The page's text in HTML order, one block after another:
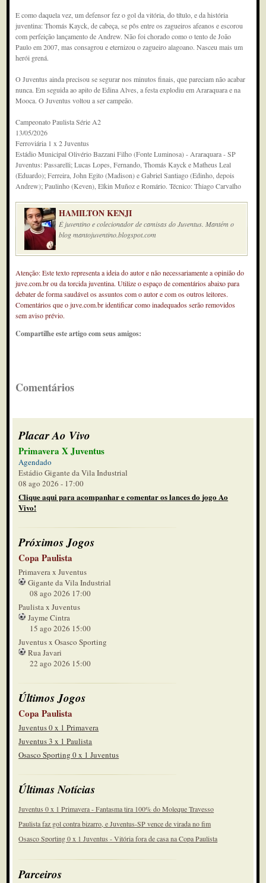
E como daquela vez, um defensor fez o gol da vitória, do título, e da história
juventina: Thomás Kayck, de cabeça, se pôs entre os zagueiros afeanos e escorou
com perfeição lançamento de Andrew. Não foi chorado como o tento de João
Paulo em 2007, mas consagrou e eternizou o zagueiro alagoano. Nasceu mais um
herói grená.
O Juventus ainda precisou se segurar nos minutos finais, que pareciam não acabar
nunca. Em seguida ao apito de Edina Alves, a festa explodiu em Araraquara e na
Mooca. O Juventus voltou a ser campeão.
Campeonato Paulista Série A2
13/05/2026
Ferroviária 1 x 2 Juventus
Estádio Municipal Olivério Bazzani Filho (Fonte Luminosa) - Araraquara - SP
Juventus: Passarelli; Lucas Lopes, Fernando, Thomás Kayck e Matheus Leal
(Eduardo); Ferreira, John Egito (Madison) e Gabriel Santiago (Edinho, depois
Andrew); Paulinho (Keven), Elkin Muñoz e Romário. Técnico: Thiago Carvalho
HAMILTON KENJI
É juventino e colecionador de camisas do Juventus. Mantém o
blog mantojuventino.blogspot.com
Atenção: Este texto representa a ideia do autor e não necessariamente a opinião do
juve.com.br ou da torcida juventina. Utilize o espaço de comentários abaixo para
debater de forma saudável os assuntos com o autor e com os outros leitores.
Comentários que o juve.com.br identificar como inadequados serão removidos
sem aviso prévio.
Compartilhe este artigo com seus amigos:
Comentários
Placar Ao Vivo
Primavera X Juventus
Agendado
Estádio Gigante da Vila Industrial
08 ago 2026 - 17:00
Clique aqui para acompanhar e comentar os lances do jogo Ao
Vivo!
Próximos Jogos
Copa Paulista
Primavera x Juventus
Gigante da Vila Industrial
08 ago 2026 17:00
Paulista x Juventus
Jayme Cintra
15 ago 2026 15:00
Juventus x Osasco Sporting
Rua Javari
22 ago 2026 15:00
Últimos Jogos
Copa Paulista
Juventus 0 x 1 Primavera
Juventus 3 x 1 Paulista
Osasco Sporting 0 x 1 Juventus
Últimas Notícias
Juventus 0 x 1 Primavera - Fantasma tira 100% do Moleque Travesso
Paulista faz gol contra bizarro, e Juventus-SP vence de virada no fim
Osasco Sporting 0 x 1 Juventus - Vitória fora de casa na Copa Paulista
Parceiros